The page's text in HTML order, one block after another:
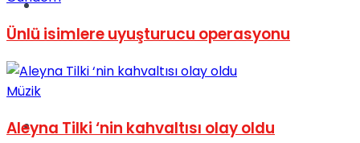
Spor
Podcast
Ünlü isimlere uyuşturucu operasyonu
Müzik
Aleyna Tilki ‘nin kahvaltısı olay oldu